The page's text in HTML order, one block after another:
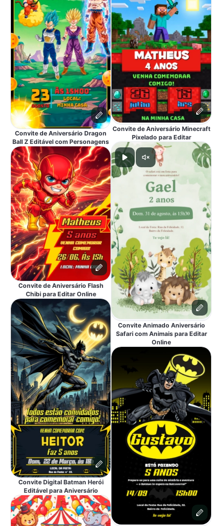
Convite de Aniversário Dragon
Ball Z Editável com Personagens
Convite de Aniversário Flash
Chibi para Editar Online
Convite Digital Batman Herói
Editável para Aniversário
Convite de Aniversário Minecraft
Pixelado para Editar
Convite Animado Aniversário
Safari com Animais para Editar
Online